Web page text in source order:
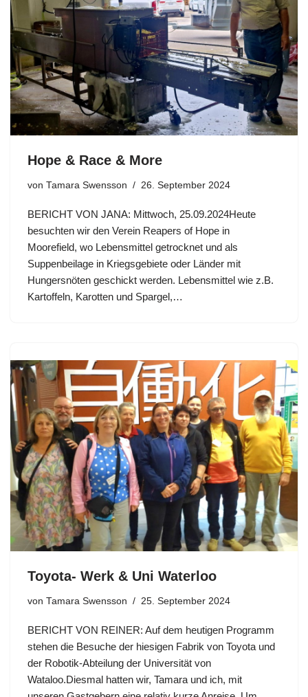
Hope & Race & More
von Tamara Swensson 26. September 2024
BERICHT VON JANA: Mittwoch, 25.09.2024Heute
besuchten wir den Verein Reapers of Hope in
Moorefield, wo Lebensmittel getrocknet und als
Suppenbeilage in Kriegsgebiete oder Länder mit
Hungersnöten geschickt werden. Lebensmittel wie z.B.
Kartoffeln, Karotten und Spargel,…
Toyota- Werk & Uni Waterloo
von Tamara Swensson 25. September 2024
BERICHT VON REINER: Auf dem heutigen Programm
stehen die Besuche der hiesigen Fabrik von Toyota und
der Robotik-Abteilung der Universität von
Wataloo.Diesmal hatten wir, Tamara und ich, mit